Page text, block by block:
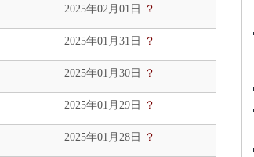
2025年02月01日 ？
2025年01月31日 ？
2025年01月30日 ？
2025年01月29日 ？
2025年01月28日 ？